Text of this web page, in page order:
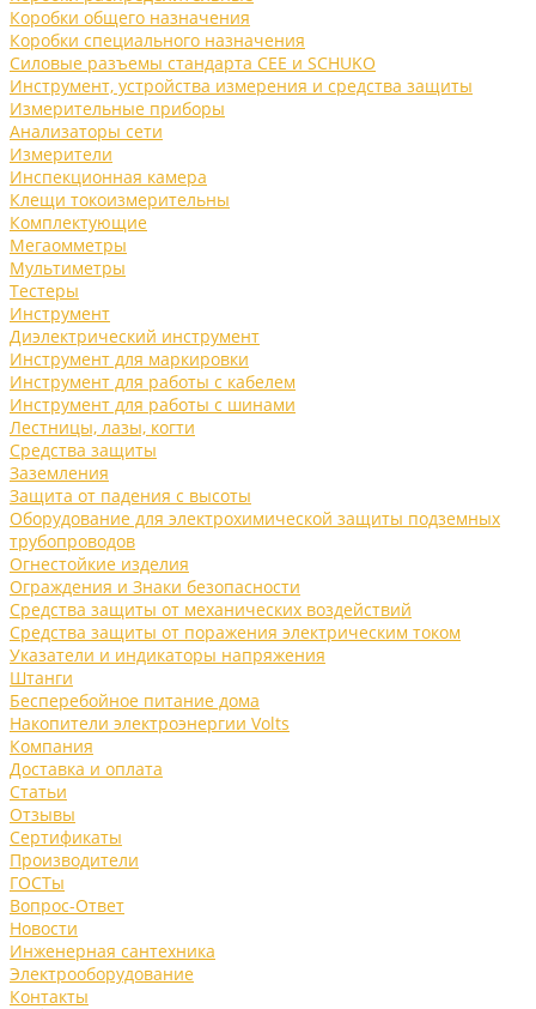
Коробки общего назначения
Коробки специального назначения
Силовые разъемы стандарта CEE и SCHUKO
Инструмент, устройства измерения и средства защиты
Измерительные приборы
Анализаторы сети
Измерители
Инспекционная камера
Клещи токоизмерительны
Комплектующие
Мегаомметры
Мультиметры
Тестеры
Инструмент
Диэлектрический инструмент
Инструмент для маркировки
Инструмент для работы с кабелем
Инструмент для работы с шинами
Лестницы, лазы, когти
Средства защиты
Заземления
Защита от падения с высоты
Оборудование для электрохимической защиты подземных
трубопроводов
Огнестойкие изделия
Ограждения и Знаки безопасности
Средства защиты от механических воздействий
Средства защиты от поражения электрическим током
Указатели и индикаторы напряжения
Штанги
Бесперебойное питание дома
Накопители электроэнергии Volts
Компания
Доставка и оплата
Статьи
Отзывы
Сертификаты
Производители
ГОСТы
Вопрос-Ответ
Новости
Инженерная сантехника
Электрооборудование
Контакты